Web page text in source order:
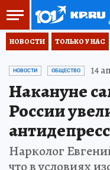
НОВОСТИ ТОЛЬКО У НАС
НОВОСТИ ОБЩЕСТВО 14
Накануне
России
Нарколог
что в условиях